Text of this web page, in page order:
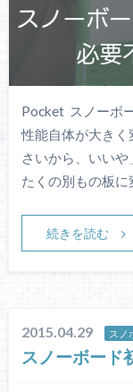
Pocket スノーボ
性能自体が大きく
さいから、いい
たくの別もの板
続きを読む
2015.04.29 スノ
スノーボード